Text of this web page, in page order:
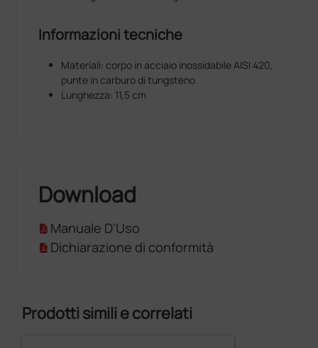
Informazioni tecniche
Materiali: corpo in acciaio inossidabile AISI 420,
punte in carburo di tungsteno
Lunghezza: 11,5 cm
Download
Manuale D'Uso
Dichiarazione di conformità
Prodotti simili e correlati